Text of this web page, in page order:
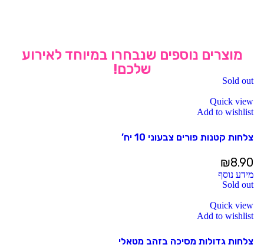
מוצרים נוספים שנבחרו במיוחד לאירוע
שלכם!
Sold out
Quick view
Add to wishlist
צלחות קטנות פורים צבעוני 10 יח’
₪8.90
מידע נוסף
Sold out
Quick view
Add to wishlist
צלחות גדולות מסיכה בזהב מטאלי